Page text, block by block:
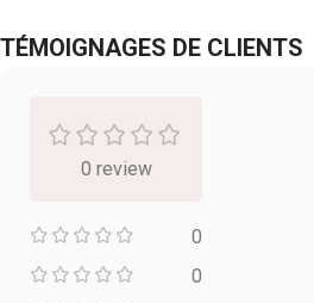
TÉMOIGNAGES DE CLIENTS
0 review
0
0